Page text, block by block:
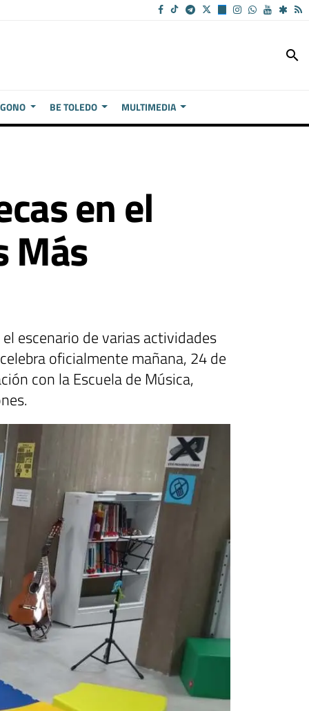
search
BE TOLEDO MULTIMEDIA
en el
Más
escenario de varias actividades
oficialmente mañana, 24 de
con la Escuela de Música,